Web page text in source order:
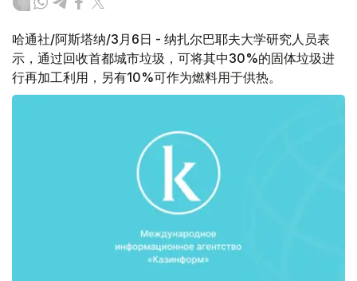
哈通社/阿斯塔纳/3月6日 - 纳扎尔巴耶夫大学研究人员表
示，通过回收首都城市垃圾，可将其中30%的固体垃圾进
行再加工利用，另有10%可作为燃料用于供热。